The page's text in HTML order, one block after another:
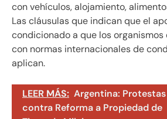
con vehículos, alojamiento,
Las cláusulas que indican que el
condicionado a que los
con normas internacionales de
aplican.
LEER MÁS: Argentina: Protestas
contra Reforma a Propiedad de